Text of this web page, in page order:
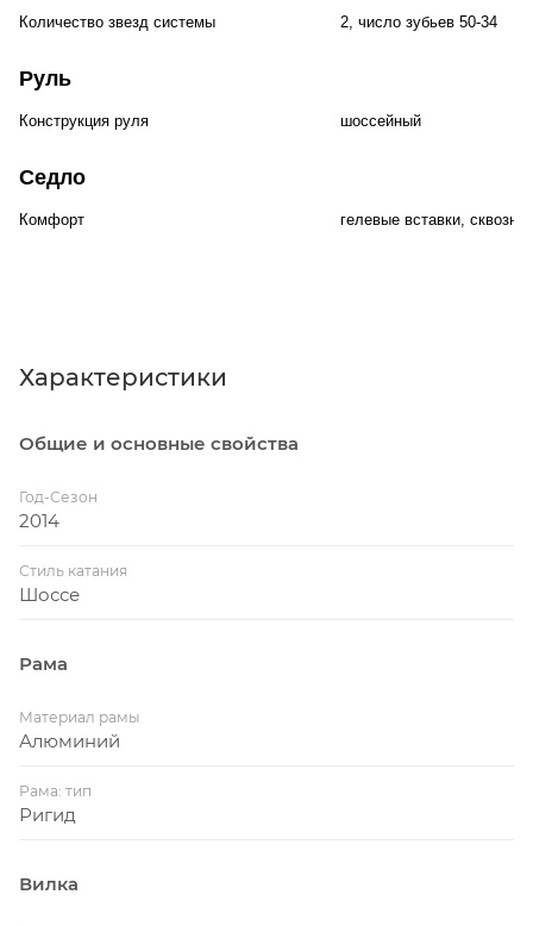
Количество звезд системы 2, число зубьев 50-34
Руль
Конструкция руля шоссейный
Седло
Комфорт гелевые вставки,
Характеристики
Общие и основные свойства
Год-Сезон
2014
Стиль катания
Шоссе
Рама
Материал рамы
Алюминий
Рама: тип
Ригид
Вилка